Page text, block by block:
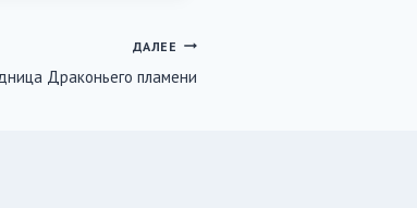
ДАЛЕЕ
Драконьего пламени